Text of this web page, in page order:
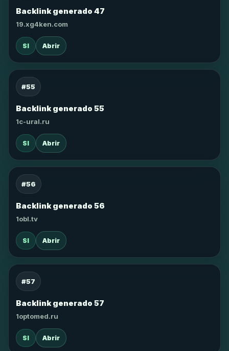
Backlink generado 47
19.xg4ken.com
SI Abrir
#55
Backlink generado 55
1c-ural.ru
SI Abrir
#56
Backlink generado 56
1obl.tv
SI Abrir
#57
Backlink generado 57
1optomed.ru
SI Abrir